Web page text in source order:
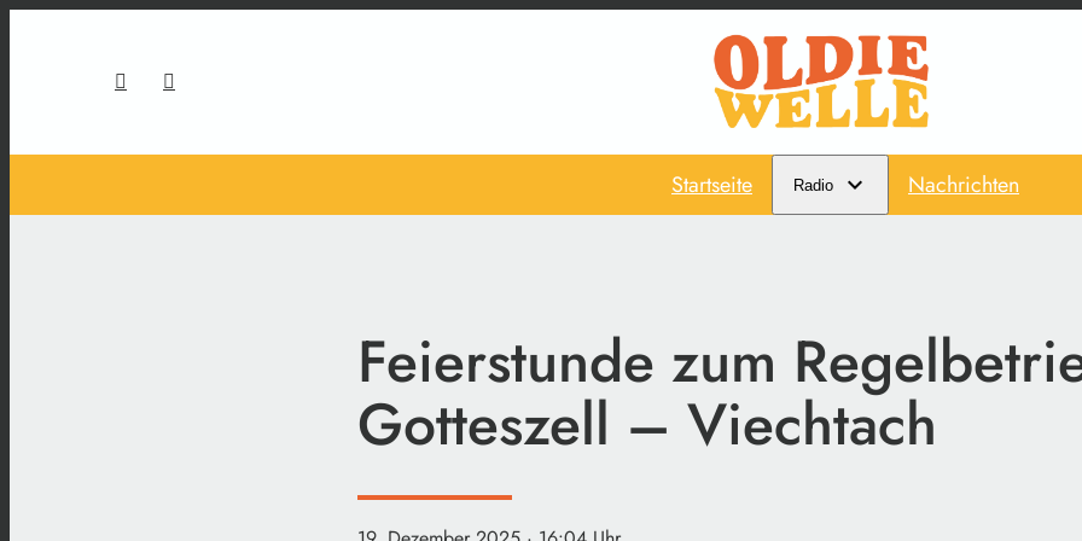
Startseite Radio Nachrichten
Feierstunde zum
Gotteszell – Viechtach